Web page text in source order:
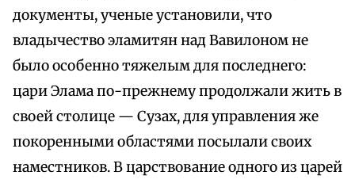
документы, ученые установили, что
владычество эламитян над Вавилоном не
было особенно тяжелым для последнего:
цари Элама по-прежнему продолжали жить в
своей столице — Сузах, для управления же
покоренными областями посылали своих
наместников. В царствование одного из царей